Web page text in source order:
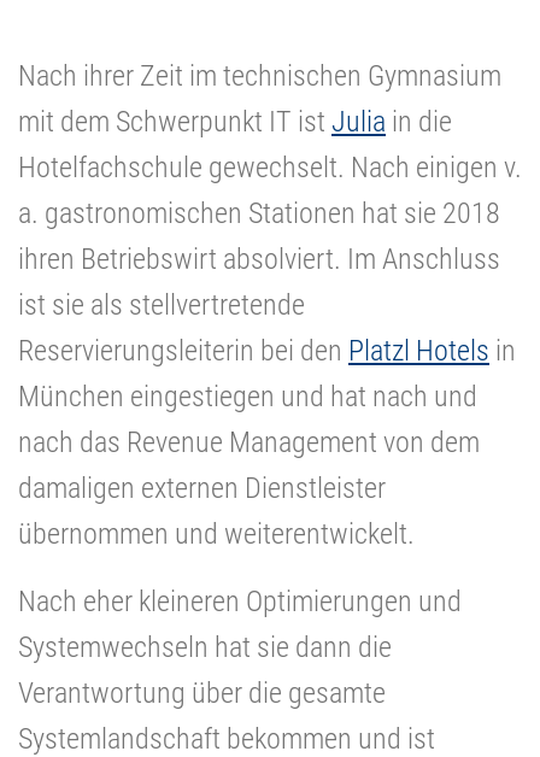
Nach ihrer Zeit im technischen Gymnasium
mit dem Schwerpunkt IT ist Julia in die
Hotelfachschule gewechselt. Nach einigen v.
a. gastronomischen Stationen hat sie 2018
ihren Betriebswirt absolviert. Im Anschluss
ist sie als stellvertretende
Reservierungsleiterin bei den Platzl Hotels in
München eingestiegen und hat nach und
nach das Revenue Management von dem
damaligen externen Dienstleister
übernommen und weiterentwickelt.
Nach eher kleineren Optimierungen und
Systemwechseln hat sie dann die
Verantwortung über die gesamte
Systemlandschaft bekommen und ist